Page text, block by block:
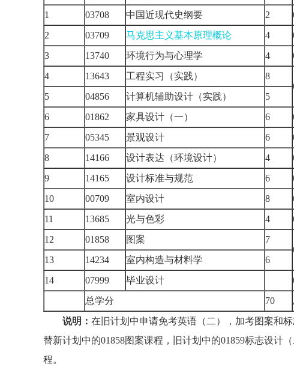
1
03708 中国近现代史纲要 2
2
03709 马克思主义基本原理概论 4
3
13740 环境行为与心理学 4
4
13643 工程实习（实践）
8
5
04856 计算机辅助设计（实践）
5
6
01862 家具设计（一） 6
7
05345 景观设计 6
8
14166 设计表达（环境设计） 4
9
14165 设计标准与规范 6
10
00709 室内设计 8
11
13685 光与色彩 4
12
01858 图案
7
13
14234 室内构造与材料学
6
14
07999 毕业设计
总学分
70
说明： 在旧计划中申请免考英语（二），加考图案和
替新计划中的01858图案课程，旧计划中的01859标志设计
程。